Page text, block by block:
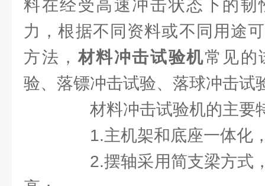
料在经受高速冲击状态下的韧
力，根据不同资料或不同用途
方法，材料冲击试验机常见的
验、落镖冲击试验、落球冲击试
材料冲击试验机的主要
1.主机架和底座一体化
2.摆轴采用简支梁方式